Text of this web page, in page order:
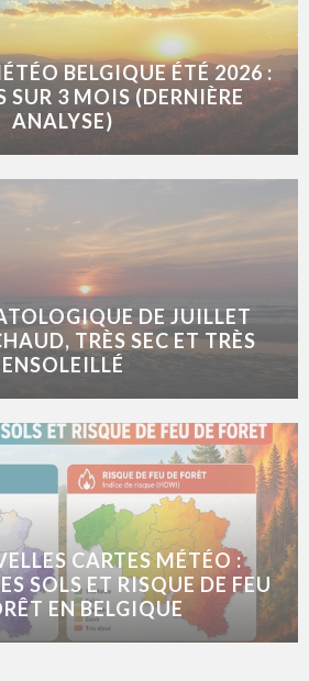
BELGIQUE ÉTÉ 2026 :
SUR 3 MOIS (DERNIÈRE
ANALYSE)
DE JUILLET
TRÈS SEC ET TRÈS
ENSOLEILLÉ
CARTES MÉTÉO :
SOLS ET RISQUE DE FEU
EN BELGIQUE